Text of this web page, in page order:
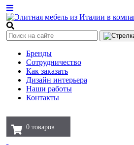
Бренды
Сотрудничество
Как заказать
Дизайн интерьера
Наши работы
Контакты
0 товаров